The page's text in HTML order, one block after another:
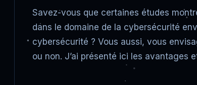
Savez-vous que certaines études
dans le domaine de la cybersécurité
cybersécurité ? Vous aussi, vous
ou non. J’ai présenté ici les avantages